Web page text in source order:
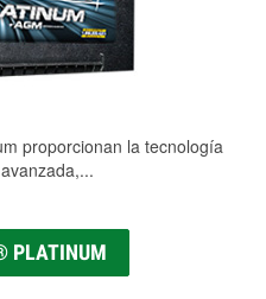
proporcionan la tecnología
...
PLATINUM